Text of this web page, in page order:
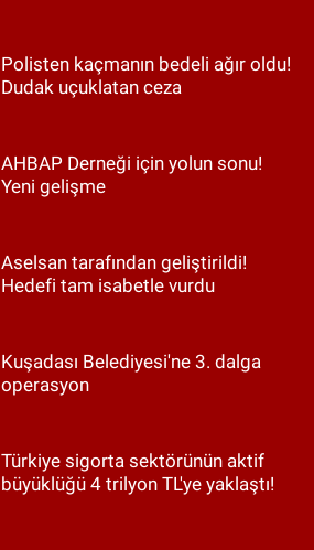
Polisten kaçmanın bedeli ağır oldu!
Dudak uçuklatan ceza
AHBAP Derneği için yolun sonu!
Yeni gelişme
Aselsan tarafından geliştirildi!
Hedefi tam isabetle vurdu
Kuşadası Belediyesi'ne 3. dalga
operasyon
Türkiye sigorta sektörünün aktif
büyüklüğü 4 trilyon TL'ye yaklaştı!